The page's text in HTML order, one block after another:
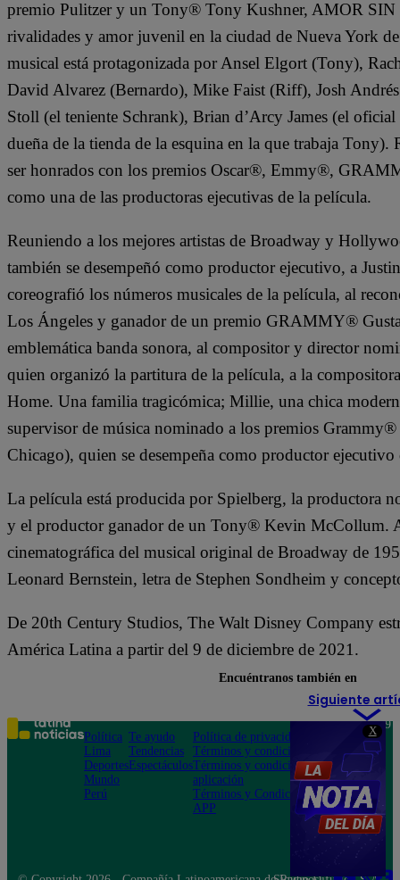
X
premio Pulitzer y un Tony® Tony Kushner, AMOR SIN
rivalidades y amor juvenil en la ciudad de Nueva York
musical está protagonizada por Ansel Elgort (Tony),
David Alvarez (Bernardo), Mike Faist (Riff), Josh
Stoll (el teniente Schrank), Brian d’Arcy James (el
dueña de la tienda de la esquina en la que trabaja
ser honrados con los premios Oscar®, Emmy®,
como una de las productoras ejecutivas de la película.
Reuniendo a los mejores artistas de Broadway y
también se desempeñó como productor ejecutivo, a
coreografió los números musicales de la película, al
Los Ángeles y ganador de un premio GRAMMY®
emblemática banda sonora, al compositor y director
quien organizó la partitura de la película, a la
Home. Una familia tragicómica; Millie, una chica
supervisor de música nominado a los premios
Chicago), quien se desempeña como productor
La película está producida por Spielberg, la productora
y el productor ganador de un Tony® Kevin McCollum.
cinematográfica del musical original de Broadway de
Leonard Bernstein, letra de Stephen Sondheim y
De 20th Century Studios, The Walt Disney Company
América Latina a partir del 9 de diciembre de 2021.
Siguiente
Encuéntranos también en
Política
Lima
Deportes
Mundo
Perú
Te ayudo
Tendencias
Espectáculos
Política de privacidad
Términos y condiciones
Términos y condiciones
aplicación
Términos y Condiciones
APP
Teléfono: 219
Av. San
Felipe 968
Jesús María